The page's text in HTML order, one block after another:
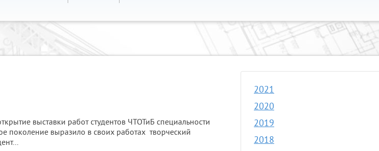
2021
2020
2019
2018
выставки работ студентов ЧТОТиБ специальности
поколение выразило в своих работах творческий